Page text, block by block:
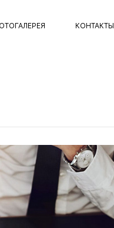
КОНТАКТЫ